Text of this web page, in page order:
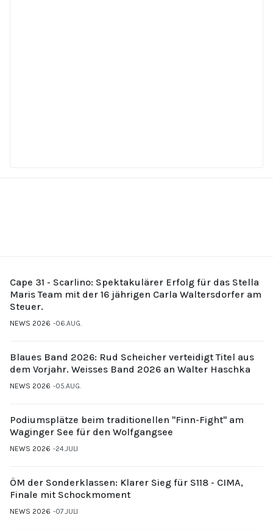
Cape 31 - Scarlino: Spektakulärer Erfolg für das Stella
Maris Team mit der 16 jährigen Carla Waltersdorfer am
Steuer.
NEWS 2026 06.AUG.
Blaues Band 2026: Rud Scheicher verteidigt Titel aus
dem Vorjahr. Weisses Band 2026 an Walter Haschka
NEWS 2026 05.AUG.
Podiumsplätze beim traditionellen "Finn-Fight" am
Waginger See für den Wolfgangsee
NEWS 2026 24.JULI
ÖM der Sonderklassen: Klarer Sieg für S118 - CIMA,
Finale mit Schockmoment
NEWS 2026 07.JULI